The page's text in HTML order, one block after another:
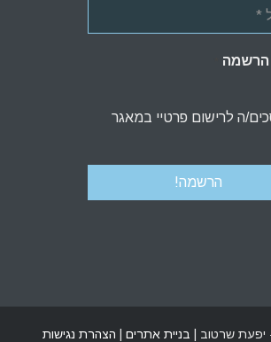
הרשמה
ה לרישום פרטיי במאגר
יפעת שרטוב | בניית אתרים הצהרת נגישות